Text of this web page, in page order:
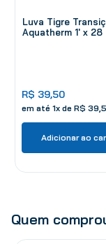
Luva Tigre
Aquatherm 1' x 28
R$ 39,50
em até 1x de R$ 39
Adicionar ao
Quem